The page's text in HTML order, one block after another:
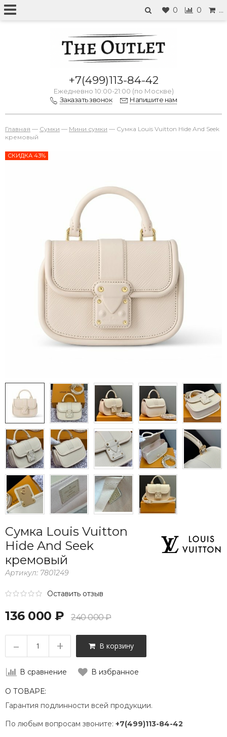
0 0 …
+7(499)113-84-42
Ежедневно 10:00-21:00 (по Москве)
Заказать звонок
Напишите нам
Главная — Сумки — Мини сумки — Сумка Louis Vuitton Hide And Seek
кремовый
СКИДКА 43%
Сумка Louis Vuitton
Hide And Seek
кремовый
Артикул: 7801249
Оставить отзыв
136 000 ₽ 240 000 ₽
– + В корзину
В сравнение В избранное
О ТОВАРЕ:
Гарантия подлинности всей продукции.
По любым вопросам звоните: +7(499)113-84-42